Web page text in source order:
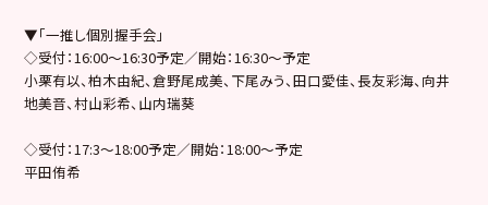
▼「一推し個別握手会」
◇受付：16:00～16:30予定／開始：16:30～予定
小栗有以、柏木由紀、倉野尾成美、下尾みう、田口愛佳、長友彩海、向井
地美音、村山彩希、山内瑞葵
◇受付：17:3～18:00予定／開始：18:00～予定
平田侑希